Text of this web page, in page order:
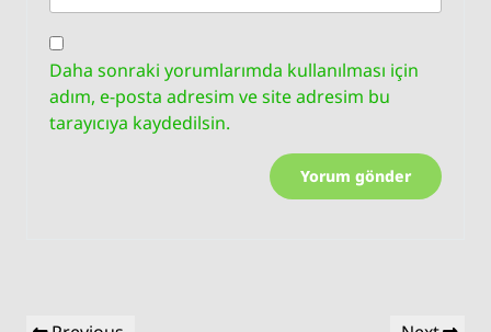
Daha sonraki yorumlarımda kullanılması için
adım, e-posta adresim ve site adresim bu
tarayıcıya kaydedilsin.
Yazı